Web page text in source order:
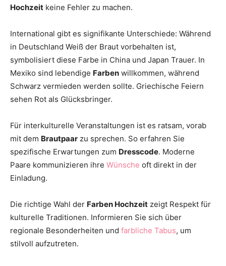
Hochzeit keine Fehler zu machen.
International gibt es signifikante Unterschiede: Während
in Deutschland Weiß der Braut vorbehalten ist,
symbolisiert diese Farbe in China und Japan Trauer. In
Mexiko sind lebendige Farben willkommen, während
Schwarz vermieden werden sollte. Griechische Feiern
sehen Rot als Glücksbringer.
Für interkulturelle Veranstaltungen ist es ratsam, vorab
mit dem Brautpaar zu sprechen. So erfahren Sie
spezifische Erwartungen zum Dresscode. Moderne
Paare kommunizieren ihre Wünsche oft direkt in der
Einladung.
Die richtige Wahl der Farben Hochzeit zeigt Respekt für
kulturelle Traditionen. Informieren Sie sich über
regionale Besonderheiten und farbliche Tabus, um
stilvoll aufzutreten.